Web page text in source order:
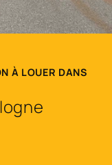
À LOUER DANS